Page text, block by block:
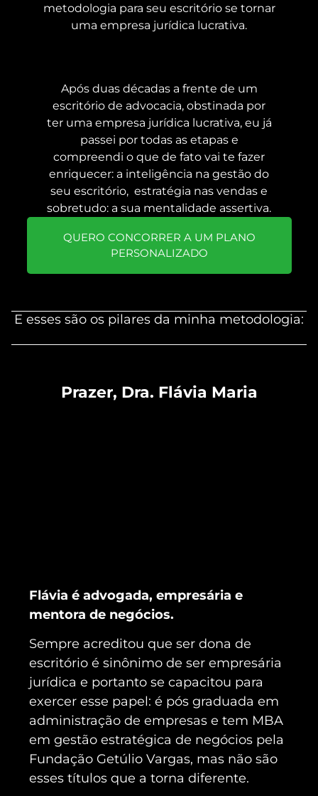
metodologia para seu escritório se tornar
uma empresa jurídica lucrativa.
Após duas décadas a frente de um
escritório de advocacia, obstinada por
ter uma empresa jurídica lucrativa, eu já
passei por todas as etapas e
compreendi o que de fato vai te fazer
enriquecer: a inteligência na gestão do
seu escritório, estratégia nas vendas e
sobretudo: a sua mentalidade assertiva.
QUERO CONCORRER A UM PLANO
PERSONALIZADO
E esses são os pilares da minha metodologia:
Prazer, Dra. Flávia Maria
Flávia é advogada, empresária e
mentora de negócios.
Sempre acreditou que ser dona de
escritório é sinônimo de ser empresária
jurídica e portanto se capacitou para
exercer esse papel: é pós graduada em
administração de empresas e tem MBA
em gestão estratégica de negócios pela
Fundação Getúlio Vargas, mas não são
esses títulos que a torna diferente.